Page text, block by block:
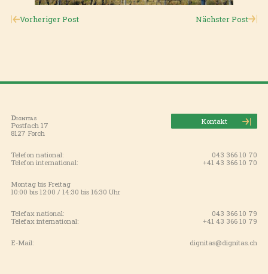
Vorheriger Post Nächster Post
Dignitas
Postfach 17
8127 Forch
Kontakt
Telefon national:
043 366 10 70
Telefon international:
+41 43 366 10 70
Montag bis Freitag
10:00 bis 12:00 / 14:30 bis 16:30 Uhr
Telefax national:
043 366 10 79
Telefax international:
+41 43 366 10 79
E-Mail: dignitas@dignitas.ch